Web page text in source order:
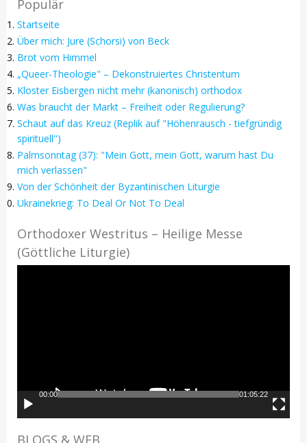
Populär
Startseite
Über mich: Jure (Schorsi) von Beck
Brot vom Himmel
„Queer-Theologie" – Dekonstruiertes Christentum
Kloster Eisbergen nicht mehr (kanonisch) orthodox
Was braucht der Markt – Freiheit oder Regulierung?
Schaut auf das Kreuz (Replik auf "Höhenrausch - tiefgründig
spirituell")
Palmsonntag (37): "Mein Gott, mein Gott, warum hast Du
mich verlassen"
Von der Schönheit der Byzantinischen Liturgie
Ukrainekrieg: To Deal Or Not To Deal
Orthodoxer Westritus – Heilige Messe
(Göttliche Liturgie)
00:00 01:05:22